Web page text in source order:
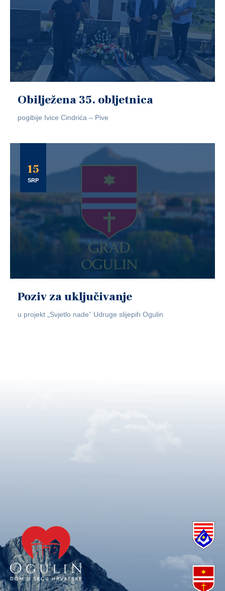
Obilježena 35. obljetnica
pogibije Ivice Cindrića – Pive
15
SRP
Poziv za uključivanje
u projekt „Svjetlo nade” Udruge slijepih Ogulin